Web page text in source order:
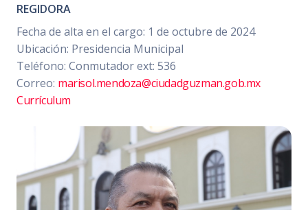
REGIDORA
Fecha de alta en el cargo: 1 de octubre de 2024
Ubicación: Presidencia Municipal
Teléfono: Conmutador ext: 536
Correo: marisol.mendoza@ciudadguzman.gob.mx
Currículum